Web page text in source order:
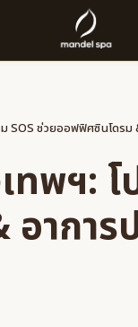
SOS ช่วยออฟฟิศซินโดรม
พฯ: โ
าการ